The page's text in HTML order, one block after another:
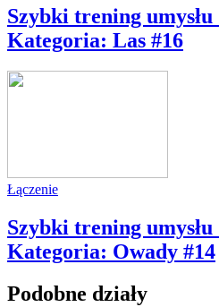
Szybki trening umysłu
Kategoria: Las #16
Łączenie
Szybki trening umysłu
Kategoria: Owady #14
Podobne działy